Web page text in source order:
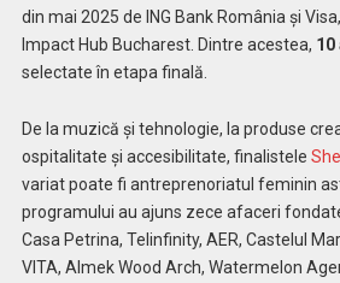
din mai 2025 de ING Bank România și
Impact Hub Bucharest. Dintre acestea,
selectate în etapa finală.
De la muzică și tehnologie, la produse
ospitalitate și accesibilitate, finalistele
variat poate fi antreprenoriatul feminin
programului au ajuns zece afaceri
Casa Petrina, Telinfinity, AER, Castelul
VITA, Almek Wood Arch, Watermelon